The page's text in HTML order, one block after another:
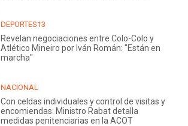
DEPORTES13
Revelan negociaciones entre Colo-Colo y
Atlético Mineiro por Iván Román: "Están en
marcha"
NACIONAL
Con celdas individuales y control de visitas y
encomiendas: Ministro Rabat detalla
medidas penitenciarias en la ACOT